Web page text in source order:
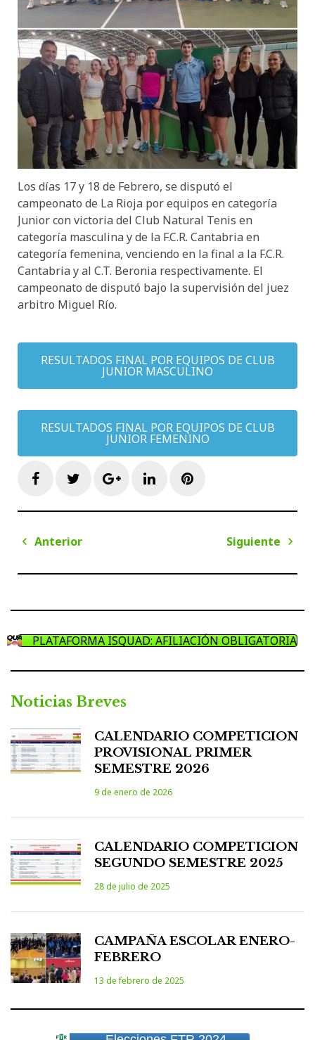
Los días 17 y 18 de Febrero, se disputó el
campeonato de La Rioja por equipos en categoría
Junior con victoria del Club Natural Tenis en
categoría masculina y de la F.C.R. Cantabria en
categoría femenina, venciendo en la final a la F.C.R.
Cantabria y al C.T. Beronia respectivamente. El
campeonato de disputó bajo la supervisión del juez
arbitro Miguel Río.
RESULTADOS FINAL POR EQUIPOS DE CLUB
JUNIOR MASCULINO
RESULTADOS FINAL POR EQUIPOS DE CLUB
JUNIOR FEMENINO
FacebookTwitterGoogle+LinkedInPinterest
Navegación
entradas
Anterior
Siguiente
PLATAFORMA ISQUAD: AFILIACIÓN OBLIGATORIA
Noticias Breves
CALENDARIO COMPETICION
PROVISIONAL PRIMER
SEMESTRE 2026
9 de enero de 2026
CALENDARIO COMPETICION
SEGUNDO SEMESTRE 2025
28 de julio de 2025
CAMPAÑA ESCOLAR ENERO-
FEBRERO
13 de febrero de 2025